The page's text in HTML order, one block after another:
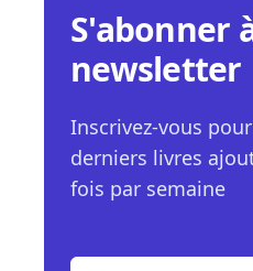
S'abonner
newsletter
Inscrivez-vous
derniers livres
fois par semaine